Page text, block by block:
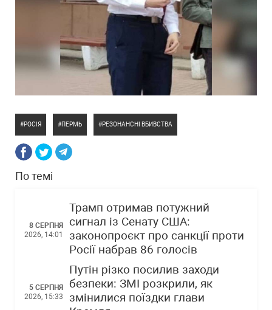
РОСІЯ ПЕРМЬ РЕЗОНАНСНІ ВБИВСТВА
По темі
8 СЕРПНЯ
2026, 14:01
Трамп отримав потужний
сигнал із Сенату США:
законопроєкт про санкції проти
Росії набрав 86 голосів
5 СЕРПНЯ
2026, 15:33
Путін різко посилив заходи
безпеки: ЗМІ розкрили, як
змінилися поїздки глави